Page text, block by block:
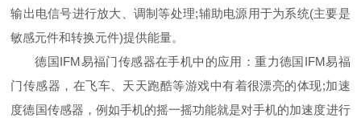
输出电信号进行放大、调制等处理;辅助电源用于为系统(主要是
敏感元件和转换元件)提供能量。
德国IFM易福门传感器在手机中的应用：重力德国IFM易福
门传感器，在飞车、天天跑酷等游戏中有着很漂亮的体现;加速
度德国传感器，例如手机的摇一摇功能就是对手机的加速度进行